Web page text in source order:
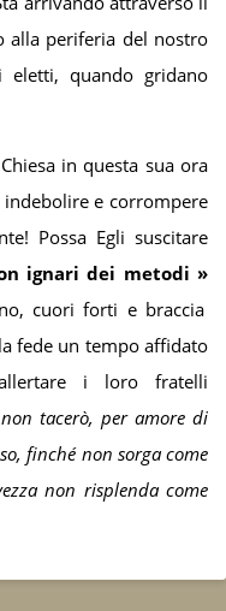
alla periferia del nostro
quando gridano
in questa sua ora
e corrompere
Possa Egli suscitare
ignari dei metodi »
cuori forti e braccia
fede un tempo affidato
i loro fratelli
tacerò, per amore di
finché non sorga come
non risplenda come